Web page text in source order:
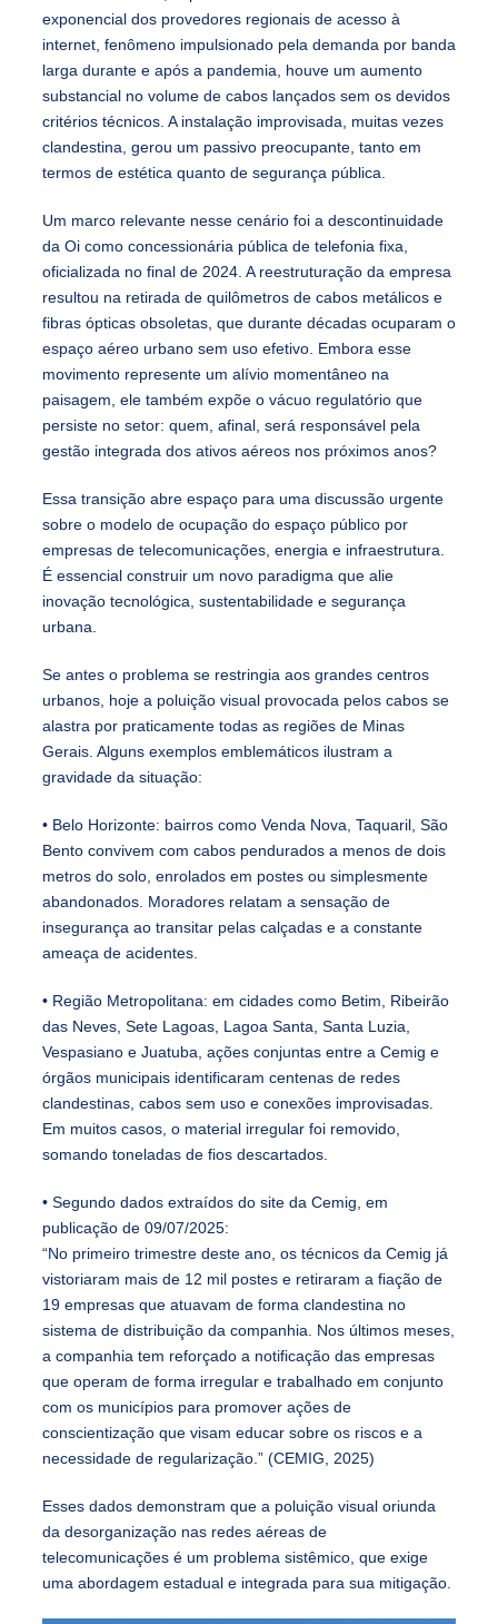
exponencial dos provedores regionais de acesso à
internet, fenômeno impulsionado pela demanda por banda
larga durante e após a pandemia, houve um aumento
substancial no volume de cabos lançados sem os devidos
critérios técnicos. A instalação improvisada, muitas vezes
clandestina, gerou um passivo preocupante, tanto em
termos de estética quanto de segurança pública.
Um marco relevante nesse cenário foi a descontinuidade
da Oi como concessionária pública de telefonia fixa,
oficializada no final de 2024. A reestruturação da empresa
resultou na retirada de quilômetros de cabos metálicos e
fibras ópticas obsoletas, que durante décadas ocuparam o
espaço aéreo urbano sem uso efetivo. Embora esse
movimento represente um alívio momentâneo na
paisagem, ele também expõe o vácuo regulatório que
persiste no setor: quem, afinal, será responsável pela
gestão integrada dos ativos aéreos nos próximos anos?
Essa transição abre espaço para uma discussão urgente
sobre o modelo de ocupação do espaço público por
empresas de telecomunicações, energia e infraestrutura.
É essencial construir um novo paradigma que alie
inovação tecnológica, sustentabilidade e segurança
urbana.
Se antes o problema se restringia aos grandes centros
urbanos, hoje a poluição visual provocada pelos cabos se
alastra por praticamente todas as regiões de Minas
Gerais. Alguns exemplos emblemáticos ilustram a
gravidade da situação:
• Belo Horizonte: bairros como Venda Nova, Taquaril, São
Bento convivem com cabos pendurados a menos de dois
metros do solo, enrolados em postes ou simplesmente
abandonados. Moradores relatam a sensação de
insegurança ao transitar pelas calçadas e a constante
ameaça de acidentes.
• Região Metropolitana: em cidades como Betim, Ribeirão
das Neves, Sete Lagoas, Lagoa Santa, Santa Luzia,
Vespasiano e Juatuba, ações conjuntas entre a Cemig e
órgãos municipais identificaram centenas de redes
clandestinas, cabos sem uso e conexões improvisadas.
Em muitos casos, o material irregular foi removido,
somando toneladas de fios descartados.
• Segundo dados extraídos do site da Cemig, em
publicação de 09/07/2025:
“No primeiro trimestre deste ano, os técnicos da Cemig já
vistoriaram mais de 12 mil postes e retiraram a fiação de
19 empresas que atuavam de forma clandestina no
sistema de distribuição da companhia. Nos últimos meses,
a companhia tem reforçado a notificação das empresas
que operam de forma irregular e trabalhado em conjunto
com os municípios para promover ações de
conscientização que visam educar sobre os riscos e a
necessidade de regularização.” (CEMIG, 2025)
Esses dados demonstram que a poluição visual oriunda
da desorganização nas redes aéreas de
telecomunicações é um problema sistêmico, que exige
uma abordagem estadual e integrada para sua mitigação.